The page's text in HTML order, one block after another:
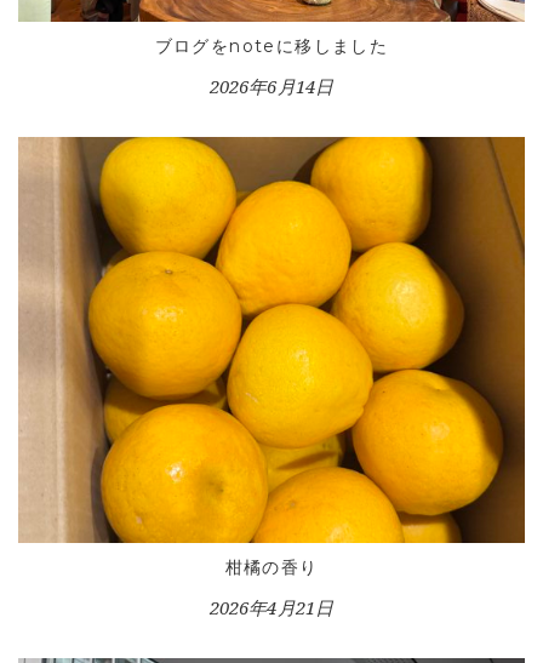
ブログをnoteに移しました
2026年6月14日
柑橘の香り
2026年4月21日